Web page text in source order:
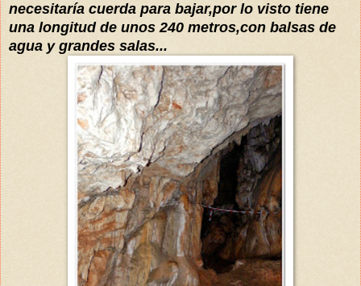
necesitaría cuerda para bajar,por lo visto tiene
una longitud de unos 240 metros,con balsas de
agua y grandes salas...